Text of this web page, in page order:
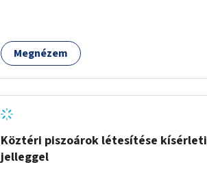
Megnézem
Köztéri piszoárok létesítése kísérleti
jelleggel